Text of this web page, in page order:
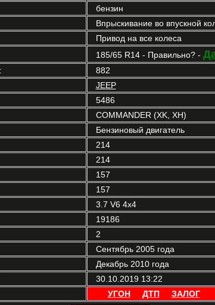
бензин
Впрыскивание во впускной
Привод на все колеса
185/65 R14 - Правильно? -
882
JEEP
5486
COMMANDER (XK, XH)
Бензиновый двигатель
214
214
157
157
3.7 V6 4x4
19186
2
Сентябрь 2005 года
Декабрь 2010 года
30.10.2019 13:22
УГОН ДТП ЗАЛОГ